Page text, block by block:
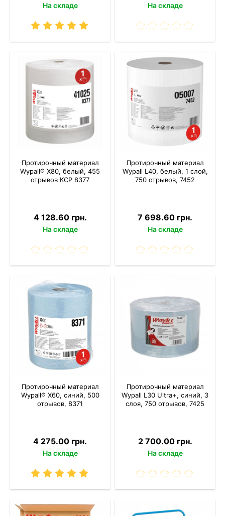
На складе На складе
Протирочный материал
Wypall® X80, белый, 455
отрывов KCP 8377
4 128.60 грн.
На складе
Протирочный материал
Wypall L40, белый, 1 слой,
750 отрывов, 7452
7 698.60 грн.
На складе
Протирочный материал
Wypall® X60, синий, 500
отрывов, 8371
4 275.00 грн.
На складе
Протирочный материал
Wypall L30 Ultra+, синий, 3
слоя, 750 отрывов, 7425
2 700.00 грн.
На складе